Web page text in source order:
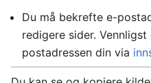
Du må bekrefte e-
redigere sider.
postadressen din via